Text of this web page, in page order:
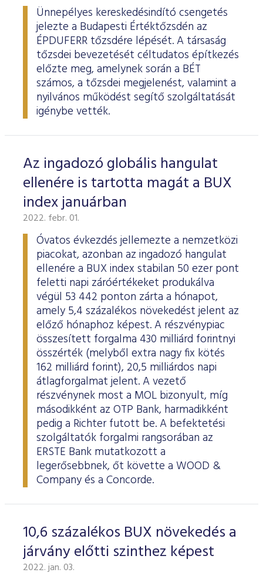
Ünnepélyes kereskedésindító csengetés
jelezte a Budapesti Értéktőzsdén az
ÉPDUFERR tőzsdére lépését. A társaság
tőzsdei bevezetését céltudatos építkezés
előzte meg, amelynek során a BÉT
számos, a tőzsdei megjelenést, valamint a
nyilvános működést segítő szolgáltatását
igénybe vették.
Az ingadozó globális hangulat
ellenére is tartotta magát a BUX
index januárban
2022. febr. 01.
Óvatos évkezdés jellemezte a nemzetközi
piacokat, azonban az ingadozó hangulat
ellenére a BUX index stabilan 50 ezer pont
feletti napi záróértékeket produkálva
végül 53 442 ponton zárta a hónapot,
amely 5,4 százalékos növekedést jelent az
előző hónaphoz képest. A részvénypiac
összesített forgalma 430 milliárd forintnyi
összérték (melyből extra nagy fix kötés
162 milliárd forint), 20,5 milliárdos napi
átlagforgalmat jelent. A vezető
részvénynek most a MOL bizonyult, míg
másodikként az OTP Bank, harmadikként
pedig a Richter futott be. A befektetési
szolgáltatók forgalmi rangsorában az
ERSTE Bank mutatkozott a
legerősebbnek, őt követte a WOOD &
Company és a Concorde.
10,6 százalékos BUX növekedés a
járvány előtti szinthez képest
2022. jan. 03.